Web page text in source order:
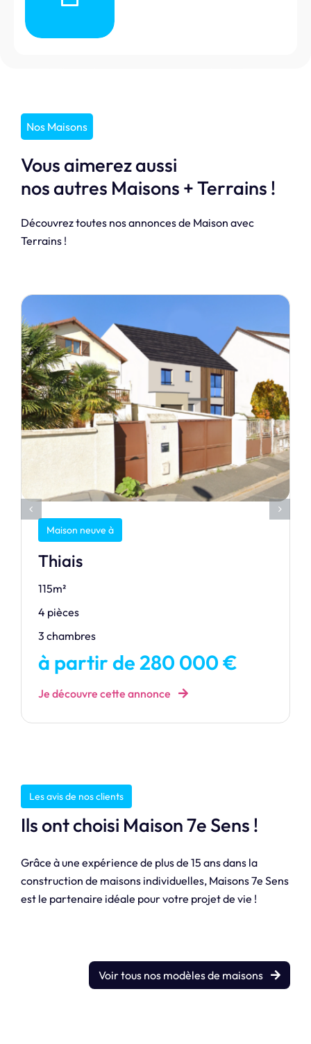
Nos Maisons
Vous aimerez aussi
nos autres Maisons + Terrains !
Découvrez toutes nos annonces de Maison avec
Terrains !
Maison neuve à
Thiais
115m²
4 pièces
3 chambres
à partir de 280 000 €
Je découvre cette annonce
Les avis de nos clients
Ils ont choisi Maison 7e Sens !
Grâce à une expérience de plus de 15 ans dans la
construction de maisons individuelles, Maisons 7e Sens
est le partenaire idéale pour votre projet de vie !
Voir tous nos modèles de maisons